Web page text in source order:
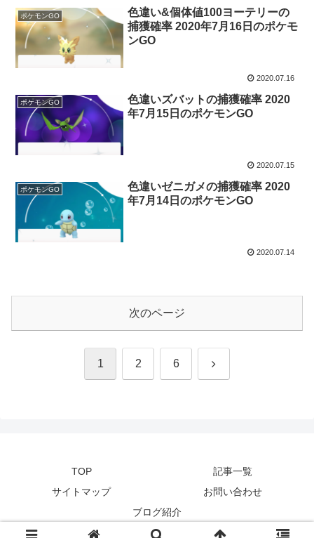
ポケモンGO
色違い&個体値100ヨーテリーの
捕獲確率 2020年7月16日のポケモ
ンGO
2020.07.16
ポケモンGO
色違いズバットの捕獲確率 2020
年7月15日のポケモンGO
2020.07.15
ポケモンGO
色違いゼニガメの捕獲確率 2020
年7月14日のポケモンGO
2020.07.14
次のページ
1 2 6 次
TOP
記事一覧
サイトマップ
お問い合わせ
ブログ紹介